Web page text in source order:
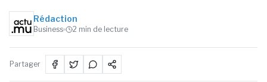
Rédaction
Business 2 min de lecture
Partager